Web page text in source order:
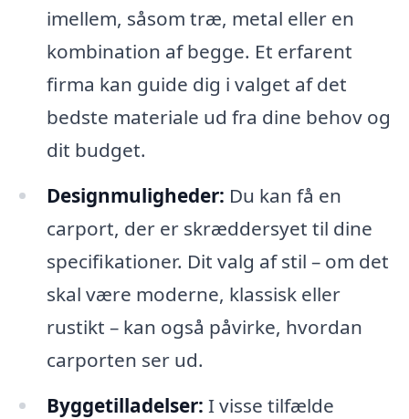
imellem, såsom træ, metal eller en
kombination af begge. Et erfarent
firma kan guide dig i valget af det
bedste materiale ud fra dine behov og
dit budget.
Designmuligheder: Du kan få en
carport, der er skræddersyet til dine
specifikationer. Dit valg af stil – om det
skal være moderne, klassisk eller
rustikt – kan også påvirke, hvordan
carporten ser ud.
Byggetilladelser: I visse tilfælde